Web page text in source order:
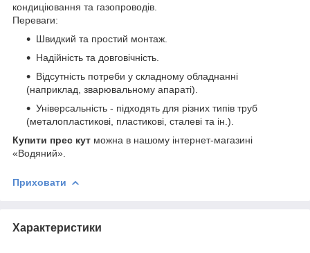
кондиціювання та газопроводів.
Переваги:
Швидкий та простий монтаж.
Надійність та довговічність.
Відсутність потреби у складному обладнанні
(наприклад, зварювальному апараті).
Універсальність - підходять для різних типів труб
(металопластикові, пластикові, сталеві та ін.).
Купити прес кут можна в нашому інтернет-магазині
«Водяний».
Приховати
Характеристики